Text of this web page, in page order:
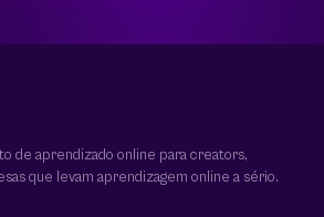
de aprendizado online para creators,
que levam aprendizagem online a sério.